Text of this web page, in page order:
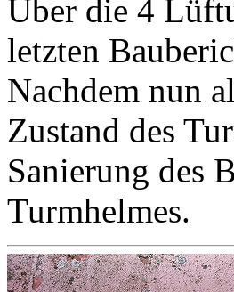
Über die 4
letzten
Nachdem nun
Zustand des
Sanierung des
Turmhelmes.